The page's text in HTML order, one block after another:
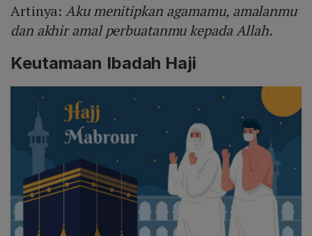
Artinya:Aku menitipkan agamamu, amalanmu
dan akhir amal perbuatanmu kepada Allah.
Keutamaan Ibadah Haji